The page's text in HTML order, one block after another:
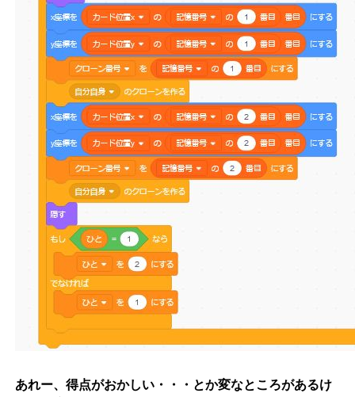
あれー、得点がおかしい・・・とか変なところがあるけ